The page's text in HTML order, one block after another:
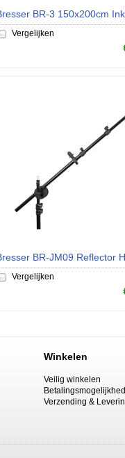
Vergelijken
Vergelijken
Winkelen
Veilig winkelen
Verzending &